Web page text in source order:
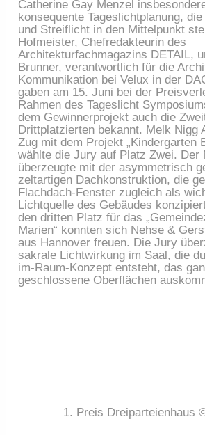
Catherine Gay Menzel
konsequente Tageslichtplanung,
und Streiflicht in den Mittelpunkt
Hofmeister, Chefredakteurin des
Architekturfachmagazins DETAIL,
Brunner, verantwortlich für die
Kommunikation bei Velux in der
gaben am 15. Juni bei der
Rahmen des Tageslicht
dem Gewinnerprojekt auch die
Drittplatzierten bekannt. Melk Nigg
Zug mit dem Projekt „Kindergarten
wählte die Jury auf Platz Zwei. Der
überzeugte mit der asymmetrisch
zeltartigen Dachkonstruktion, die
Flachdach-Fenster zugleich als
Lichtquelle des Gebäudes
den dritten Platz für das
Marien“ konnten sich Nehse &
aus Hannover freuen. Die Jury
sakrale Lichtwirkung im Saal, die
im-Raum-Konzept entsteht, das
geschlossene Oberflächen
1. Preis Dreiparteienhaus